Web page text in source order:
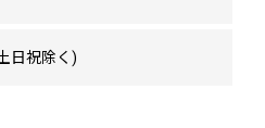
日祝除く)